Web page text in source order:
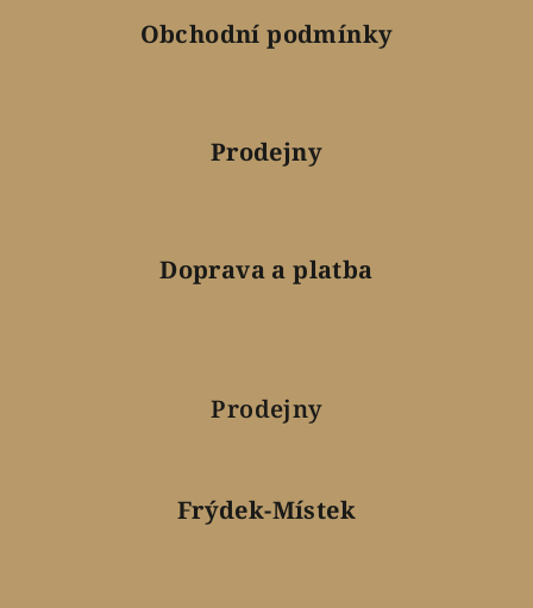
Obchodní podmínky
Prodejny
Doprava a platba
Prodejny
Frýdek-Místek